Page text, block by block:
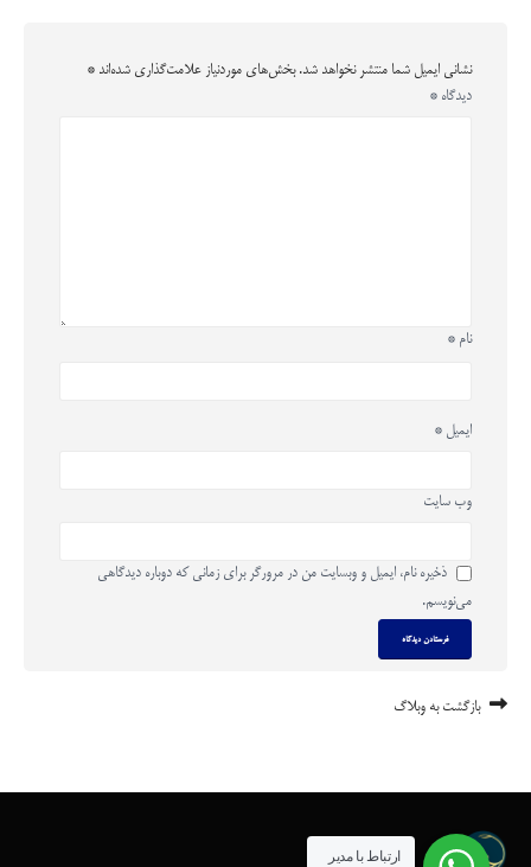
نشانی ایمیل شما منتشر نخواهد شد. بخش‌های موردنیاز علامت‌گذاری شده‌اند *
دیدگاه *
نام *
ایمیل *
وب‌ سایت
ذخیره نام، ایمیل و وبسایت من در مرورگر برای زمانی که دوباره دیدگاهی
می‌نویسم.
بازگشت به وبلاگ
ارتباط با مدیر